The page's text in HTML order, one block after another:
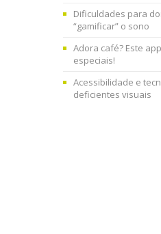
Dificuldades para
“gamificar” o sono
Adora café? Este
especiais!
Acessibilidade e
deficientes visuais